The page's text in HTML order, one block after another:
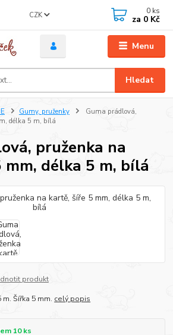
Menu
CZK
Hledat
0 ks
za 0 Kč
Gumy, pruženky
Guma prádlová,
délka 5 m, bílá
pruženka na
délka 5 m, bílá
produkt
Šířka 5 mm. celý popis
10 ks